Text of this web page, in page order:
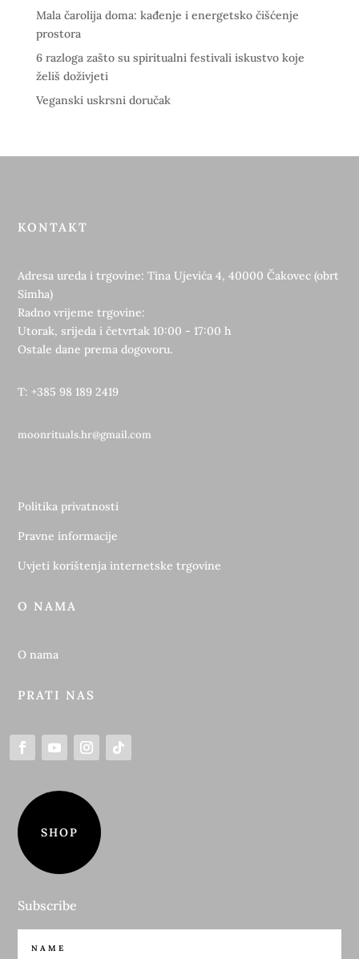
Mala čarolija doma: kađenje i energetsko čišćenje
prostora
6 razloga zašto su spiritualni festivali iskustvo koje
želiš doživjeti
Veganski uskrsni doručak
KONTAKT
Adresa ureda i trgovine: Tina Ujevića 4, 40000 Čakovec (obrt
Simha)
Radno vrijeme trgovine:
Utorak, srijeda i četvrtak 10:00 - 17:00 h
Ostale dane prema dogovoru.
T: +385 98 189 2419
moonrituals.hr@gmail.com
Politika privatnosti
Pravne informacije
Uvjeti korištenja internetske trgovine
O NAMA
O nama
PRATI NAS
SHOP
Subscribe